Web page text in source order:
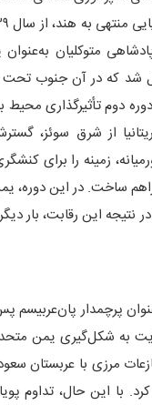
متوکلیان
شد که در آن جنوب
دوم تأثیرگذاری محیط
از شرق سوئز،
زمینه را برای
ساخت. در این دوره،
این رقابت، بار
پرچمدار پان‌عربیسم
مرزی با عربستان
دست پیدا کرد. با این حال،